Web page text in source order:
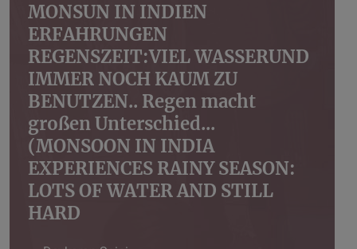
MONSUN IN INDIEN
ERFAHRUNGEN
REGENSZEIT:VIEL WASSERUND
IMMER NOCH KAUM ZU
BENUTZEN.. Regen macht
großen Unterschied...
(MONSOON IN INDIA
EXPERIENCES RAINY SEASON:
LOTS OF WATER AND STILL
HARD